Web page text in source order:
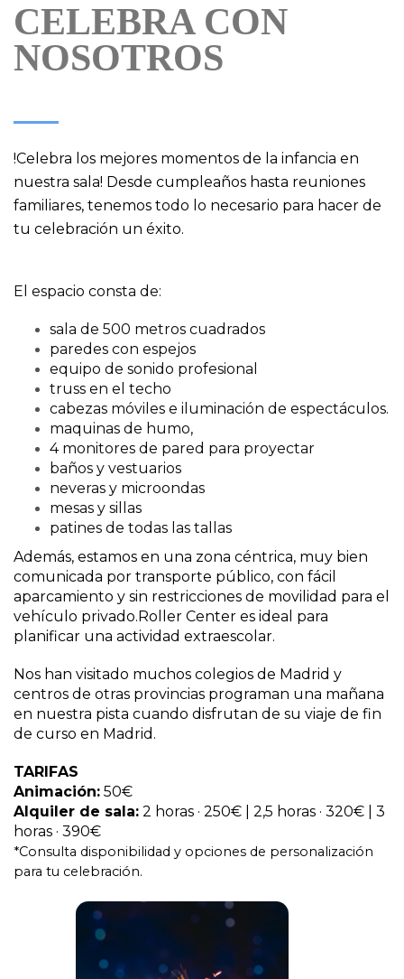
CELEBRA CON
NOSOTROS
!Celebra los mejores momentos de la infancia en
nuestra sala! Desde cumpleaños hasta reuniones
familiares, tenemos todo lo necesario para hacer de
tu celebración un éxito.
El espacio consta de:
sala de 500 metros cuadrados
paredes con espejos
equipo de sonido profesional
truss en el techo
cabezas móviles e iluminación de espectáculos.
maquinas de humo,
4 monitores de pared para proyectar
baños y vestuarios
neveras y microondas
mesas y sillas
patines de todas las tallas
Además, estamos en una zona céntrica, muy bien
comunicada por transporte público, con fácil
aparcamiento y sin restricciones de movilidad para el
vehículo privado.Roller Center es ideal para
planificar una actividad extraescolar.
Nos han visitado muchos colegios de Madrid y
centros de otras provincias programan una mañana
en nuestra pista cuando disfrutan de su viaje de fin
de curso en Madrid.
TARIFAS
Animación: 50€
Alquiler de sala: 2 horas · 250€ | 2,5 horas · 320€ | 3
horas · 390€
*Consulta disponibilidad y opciones de personalización
para tu celebración.